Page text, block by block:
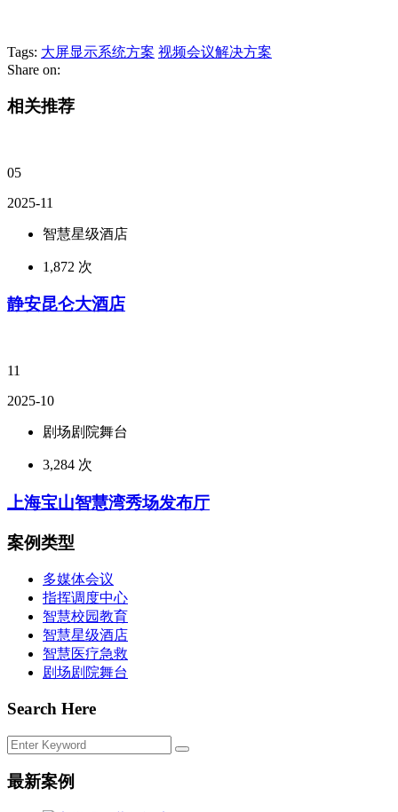
Tags: 大屏显示系统方案 视频会议解决方案
Share on:
相关推荐
05
2025-11
智慧星级酒店
1,872 次
静安昆仑大酒店
11
2025-10
剧场剧院舞台
3,284 次
上海宝山智慧湾秀场发布厅
案例类型
多媒体会议
指挥调度中心
智慧校园教育
智慧星级酒店
智慧医疗急救
剧场剧院舞台
Search Here
最新案例